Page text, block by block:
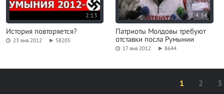
2:13
История повторяется?
23 янв 2012 58205
4:34
Патриоты Молдовы требуют
отставки посла Румынии
17 янв 2012 8644
1 2 3